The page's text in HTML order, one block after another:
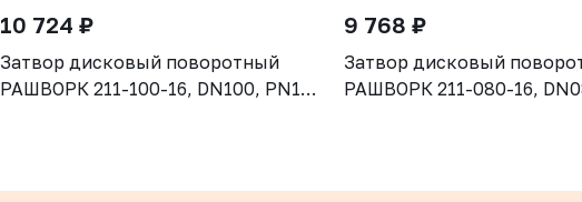
10 724 ₽
Затвор дисковый поворотный
РАШВОРК 211-100-16, DN100, PN16,
9 768 ₽
Затвор дисковый
РАШВОРК 211-080-16,